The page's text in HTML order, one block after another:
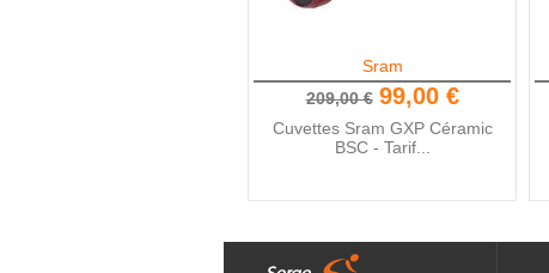
Sram
209,00 € 99,00 €
Cuvettes Sram GXP Céramic
BSC - Tarif...